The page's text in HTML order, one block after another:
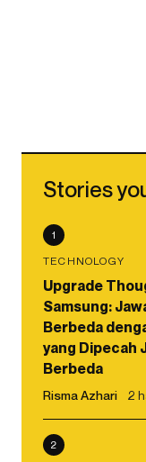
Stories
1
TECHNOLOGY
Upgrade
Samsung:
Berbeda
yang Dipecah
Berbeda
Risma Azhari 2
2